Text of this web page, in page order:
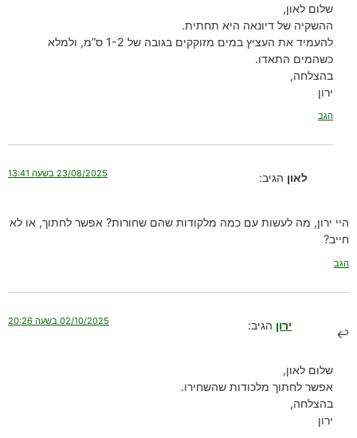
שלום לאון,
ההשקיה של דיונאה היא תחתית.
להעמיד את העציץ במים מזוקקים בגובה של 1-2 ס”מ, ולמלא
כשהמים התאדו.
בהצלחה,
ירון
הגב
לאון הגיב: 23/08/2025 בשעה 13:41
היי ירון, מה לעשות עם כמה מלקודות שהם שחורות? אפשר לחתוך, או לא
חייב?
הגב
ירון הגיב: 02/10/2025 בשעה 20:26
שלום לאון,
אפשר לחתוך מלכודות שהשחירו.
בהצלחה,
ירון